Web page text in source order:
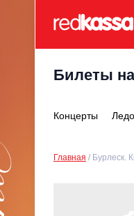
Билеты
Концерты
Главная Бурлеск.